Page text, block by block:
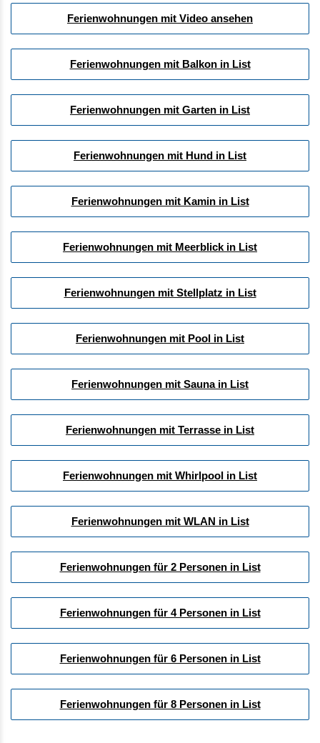
Ferienwohnungen mit Video ansehen
Ferienwohnungen mit Balkon in List
Ferienwohnungen mit Garten in List
Ferienwohnungen mit Hund in List
Ferienwohnungen mit Kamin in List
Ferienwohnungen mit Meerblick in List
Ferienwohnungen mit Stellplatz in List
Ferienwohnungen mit Pool in List
Ferienwohnungen mit Sauna in List
Ferienwohnungen mit Terrasse in List
Ferienwohnungen mit Whirlpool in List
Ferienwohnungen mit WLAN in List
Ferienwohnungen für 2 Personen in List
Ferienwohnungen für 4 Personen in List
Ferienwohnungen für 6 Personen in List
Ferienwohnungen für 8 Personen in List